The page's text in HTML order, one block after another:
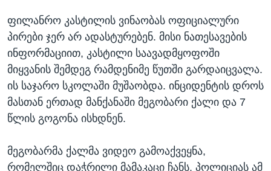
ფილანრო კასტილის ვინაობას ოფიციალური
პირები ჯერ არ ადასტურებენ. მისი ნათესავების
ინფორმაციით, კასტილი საავადმყოფოში
მიყვანის შემდეგ რამდენიმე წუთში გარდაიცვალა.
ის საჯარო სკოლაში მუშაობდა. ინციდენტის დროს
მასთან ერთად მანქანაში მეგობარი ქალი და 7
წლის გოგონა ისხდნენ.
მეგობარმა ქალმა ვიდეო გამოაქვეყნა,
რომელშიც დაჭრილი მამაკაცი ჩანს. პოლიციას ამ